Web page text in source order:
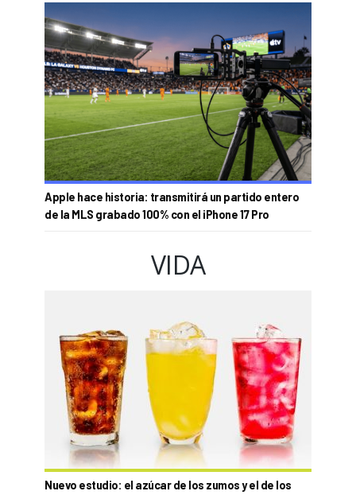
Apple hace historia: transmitirá un partido entero
de la MLS grabado 100% con el iPhone 17 Pro
VIDA
Nuevo estudio: el azúcar de los zumos y el de los